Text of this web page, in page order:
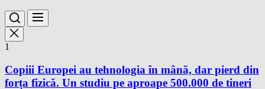
1
Copiii Europei au tehnologia în mână, dar pierd din
forța fizică. Un studiu pe aproape 500.000 de tineri